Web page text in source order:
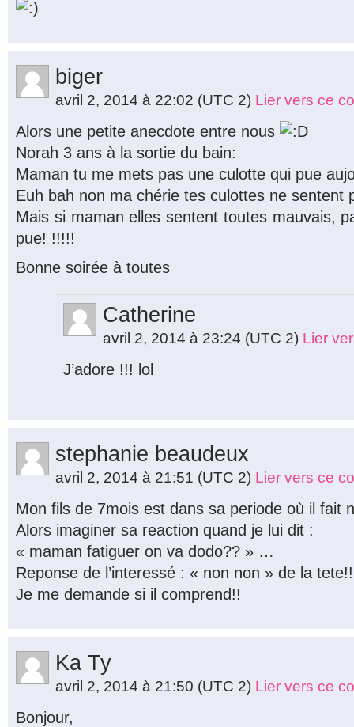
biger
avril 2, 2014 à 22:02 (UTC 2) Lier vers ce
Alors une petite anecdote entre nous
Norah 3 ans à la sortie du bain:
Maman tu me mets pas une culotte qui pue
Euh bah non ma chérie tes culottes ne sentent
Mais si maman elles sentent toutes mauvais,
pue! !!!!!
Bonne soirée à toutes
Catherine
avril 2, 2014 à 23:24 (UTC 2) Lier
J’adore !!! lol
stephanie beaudeux
avril 2, 2014 à 21:51 (UTC 2) Lier vers ce
Mon fils de 7mois est dans sa periode où il fait
Alors imaginer sa reaction quand je lui dit :
« maman fatiguer on va dodo?? » …
Reponse de l’interessé : « non non » de la
Je me demande si il comprend!!
Ka Ty
avril 2, 2014 à 21:50 (UTC 2) Lier vers ce
Bonjour,